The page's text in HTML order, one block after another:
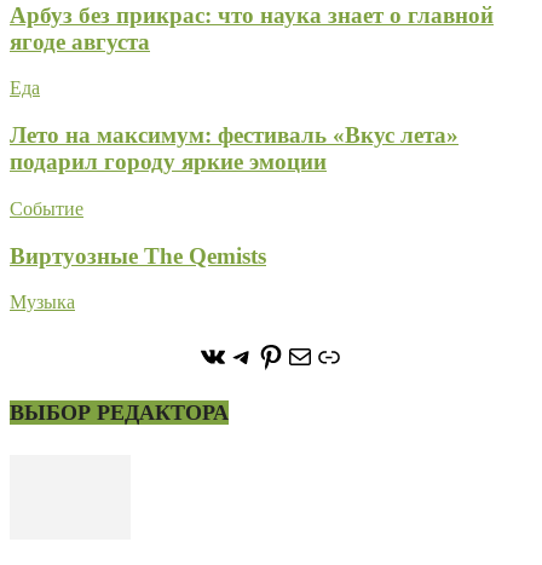
Арбуз без прикрас: что наука знает о главной
ягоде августа
Еда
Лето на максимум: фестиваль «Вкус лета»
подарил городу яркие эмоции
Событие
Виртуозные The Qemists
Музыка
https://vk.com/
https://t.me/stoneforest
https://
ПочтаСсылка
ВЫБОР РЕДАКТОРА